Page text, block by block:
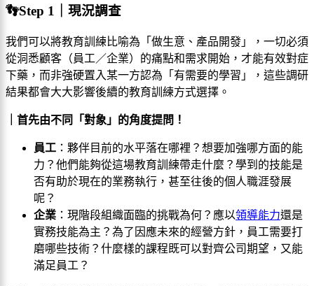
👣Step 1｜現況調查
我們可以將教育訓練比喻為「做生意、產品開發」，一切必須
從洞悉顧客（員工／企業）的痛點和需求開始，才能有效對症
下藥，而非強硬置入某一方認為「有需要的學習」，這些調研
結果都會大大影響後續的教育訓練方式選擇。
｜首先由不同「對象」的角度提問！
員工 ：夥伴目前的水平落在哪裡？想要加強哪方面的能
力？他們能夠從這場教育訓練帶走什麼？學到的技能是
否有助於現在的業務執行，甚至往後的個人職涯發展
呢？
企業 ：現階段組織面臨的挑戰為何？應以領導能力還是
實務技能為主？為了因應未來的經營方針，員工需要打
磨哪些技術？什麼樣的課程既可以對齊公司期望，又能
滿足員工？